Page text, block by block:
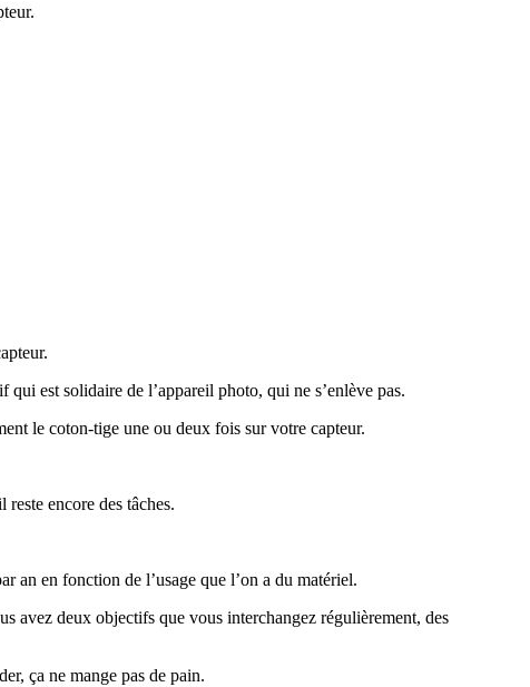
est solidaire de l’appareil photo, qui ne s’enlève pas.
le coton-tige une ou deux fois sur votre capteur.
encore des tâches.
an en fonction de l’usage que l’on a du matériel.
avez deux objectifs que vous interchangez régulièrement, des
ça ne mange pas de pain.